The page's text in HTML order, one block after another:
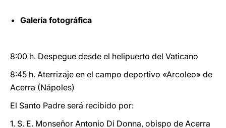
Galería fotográfica
8:00 h. Despegue desde el helipuerto del Vaticano
8:45 h. Aterrizaje en el campo deportivo «Arcoleo» de
Acerra (Nápoles)
El Santo Padre será recibido por:
1. S. E. Monseñor Antonio Di Donna, obispo de Acerra